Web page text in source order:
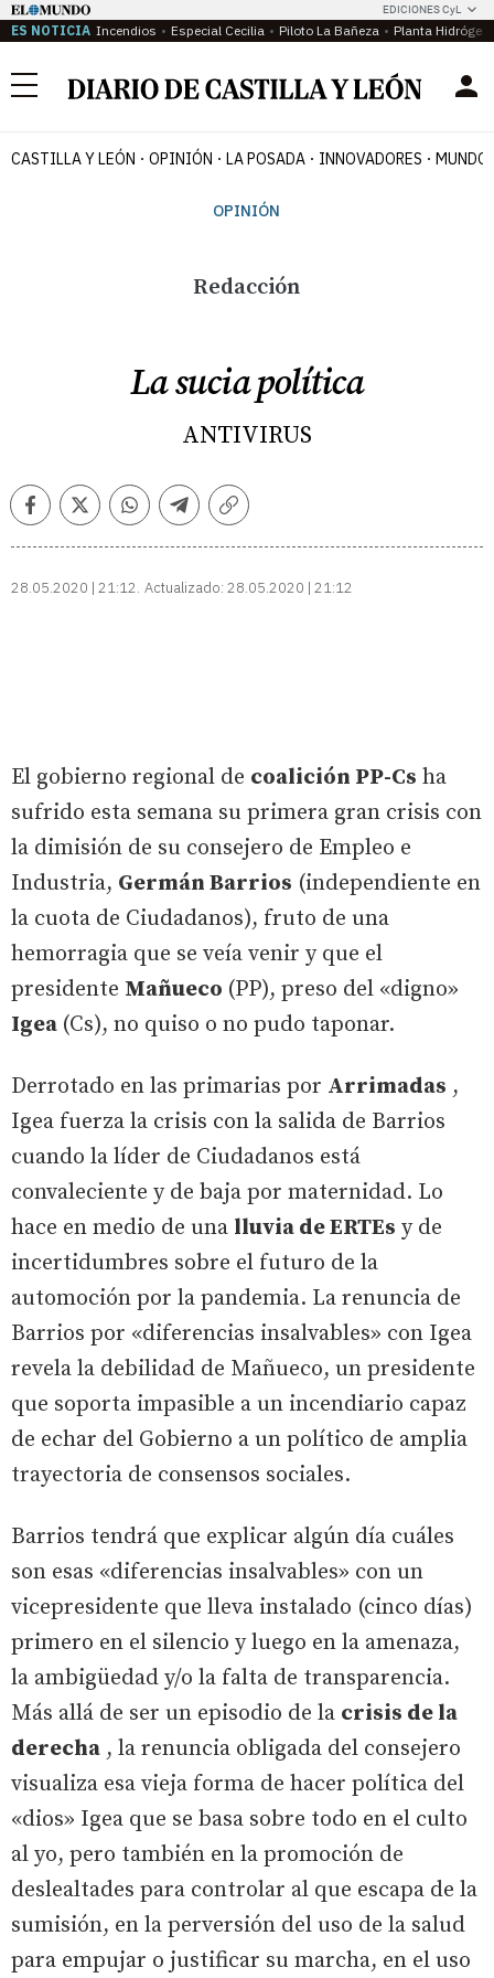
EDICIONES CyL
ES NOTICIA Incendios Especial Cecilia Piloto La Bañeza Planta
Menú
CASTILLA Y LEÓN OPINIÓN LA POSADA INNOVADORES MUNDO
OPINIÓN
Redacción
La sucia política
ANTIVIRUS
FacebookTwitterWhatsappTelegramCopiar
28.05.2020 | 21:12 Actualizado: 28.05.2020 | 21:12
El gobierno regional de coalición PP-Cs ha
sufrido esta semana su primera gran crisis con
la dimisión de su consejero de Empleo e
Industria, Germán Barrios (independiente en
la cuota de Ciudadanos), fruto de una
hemorragia que se veía venir y que el
presidente Mañueco (PP), preso del «digno»
Igea (Cs), no quiso o no pudo taponar.
Derrotado en las primarias por Arrimadas ,
Igea fuerza la crisis con la salida de Barrios
cuando la líder de Ciudadanos está
convaleciente y de baja por maternidad. Lo
hace en medio de una lluvia de ERTEs y de
incertidumbres sobre el futuro de la
automoción por la pandemia. La renuncia de
Barrios por «diferencias insalvables» con Igea
revela la debilidad de Mañueco, un presidente
que soporta impasible a un incendiario capaz
de echar del Gobierno a un político de amplia
trayectoria de consensos sociales.
Barrios tendrá que explicar algún día cuáles
son esas «diferencias insalvables» con un
vicepresidente que lleva instalado (cinco días)
primero en el silencio y luego en la amenaza,
la ambigüedad y/o la falta de transparencia.
Más allá de ser un episodio de la crisis de la
derecha , la renuncia obligada del consejero
visualiza esa vieja forma de hacer política del
«dios» Igea que se basa sobre todo en el culto
al yo, pero también en la promoción de
deslealtades para controlar al que escapa de la
sumisión, en la perversión del uso de la salud
para empujar o justificar su marcha, en el uso